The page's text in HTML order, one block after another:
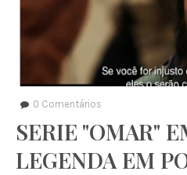
0 Comentários
SERIE "OMAR"
LEGENDA EM